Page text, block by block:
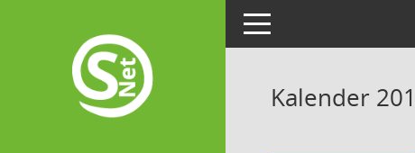
Toggle navigation
Kalender